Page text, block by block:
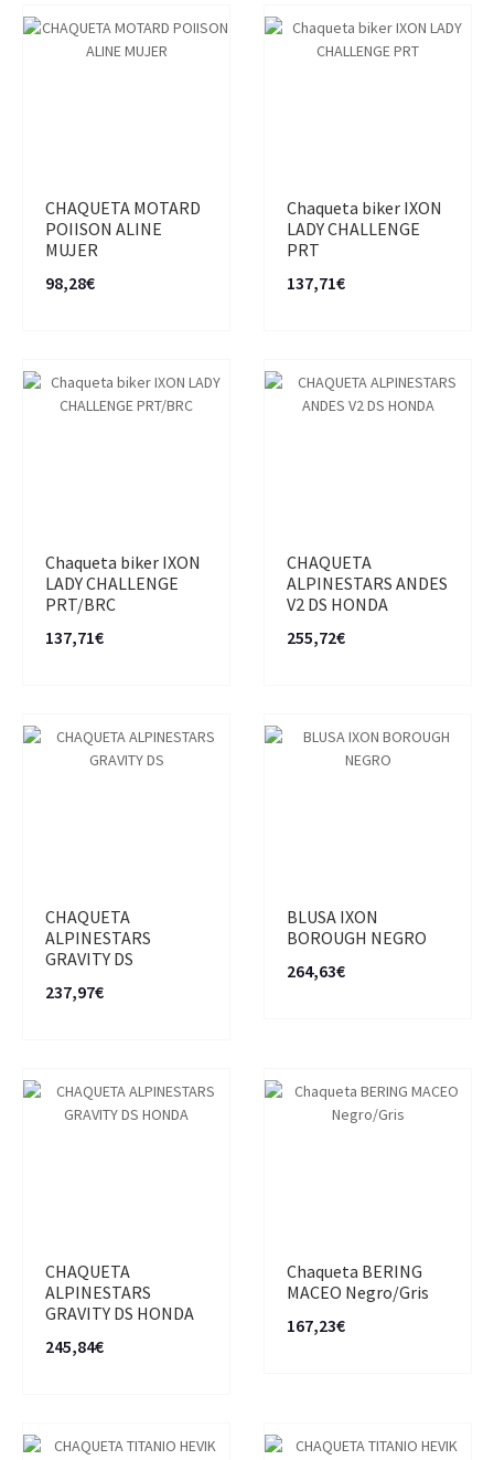
CHAQUETA MOTARD
POIISON ALINE
MUJER
98,28€
Chaqueta biker IXON
LADY CHALLENGE
PRT
137,71€
Chaqueta biker IXON
LADY CHALLENGE
PRT/BRC
137,71€
CHAQUETA
ALPINESTARS ANDES
V2 DS HONDA
255,72€
CHAQUETA
ALPINESTARS
GRAVITY DS
237,97€
BLUSA IXON
BOROUGH NEGRO
264,63€
CHAQUETA
ALPINESTARS
GRAVITY DS HONDA
245,84€
Chaqueta BERING
MACEO Negro/Gris
167,23€